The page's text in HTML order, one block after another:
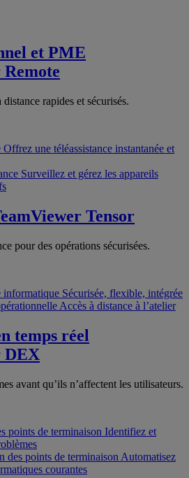
et PME
distance rapides et sécurisés.
Offrez une téléassistance instantanée et
Surveillez et gérez les appareils
Tensor
pour des opérations sécurisées.
informatique Sécurisée, flexible, intégrée
Accès à distance à l’atelier
temps réel
DEX
avant qu’ils n’affectent les utilisateurs.
points de terminaison Identifiez et
des points de terminaison Automatisez
courantes